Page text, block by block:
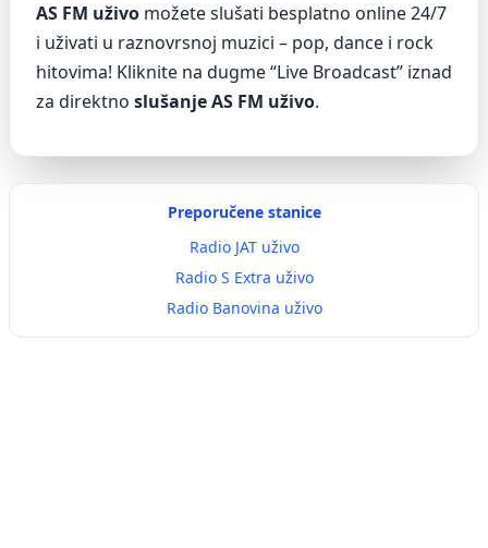
AS FM uživo možete slušati besplatno online 24/7
i uživati u raznovrsnoj muzici – pop, dance i rock
hitovima! Kliknite na dugme “Live Broadcast” iznad
za direktno slušanje AS FM uživo.
Preporučene stanice
Radio JAT uživo
Radio S Extra uživo
Radio Banovina uživo